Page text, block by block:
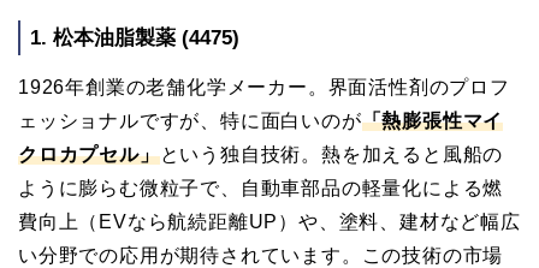
1. 松本油脂製薬 (4475)
1926年創業の老舗化学メーカー。界面活性剤のプロフ
ェッショナルですが、特に面白いのが「熱膨張性マイ
クロカプセル」という独自技術。熱を加えると風船の
ように膨らむ微粒子で、自動車部品の軽量化による燃
費向上（EVなら航続距離UP）や、塗料、建材など幅広
い分野での応用が期待されています。この技術の市場